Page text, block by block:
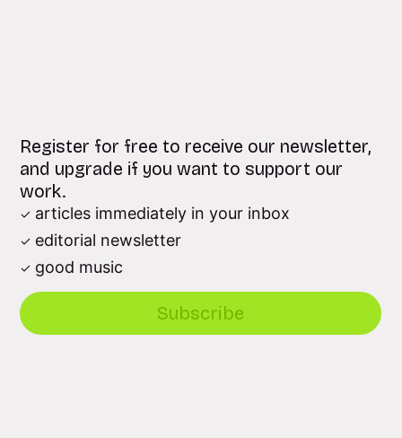
Register for free to receive our newsletter,
and upgrade if you want to support our
work.
articles immediately in your inbox
editorial newsletter
good music
Subscribe